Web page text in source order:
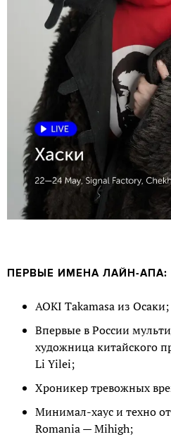
ПЕРВЫЕ ИМЕНА ЛАЙН-АПА:
AOKI Takamasa из Осаки;
Впервые в России
художница китайского
Li Yilei;
Хроникер тревожных
Минимал-хаус и техно
Romania — Mihigh;